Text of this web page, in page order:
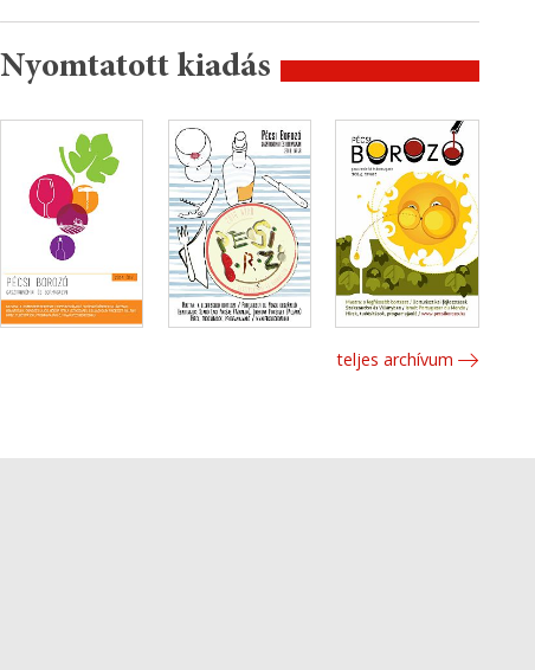
Nyomtatott kiadás
teljes archívum